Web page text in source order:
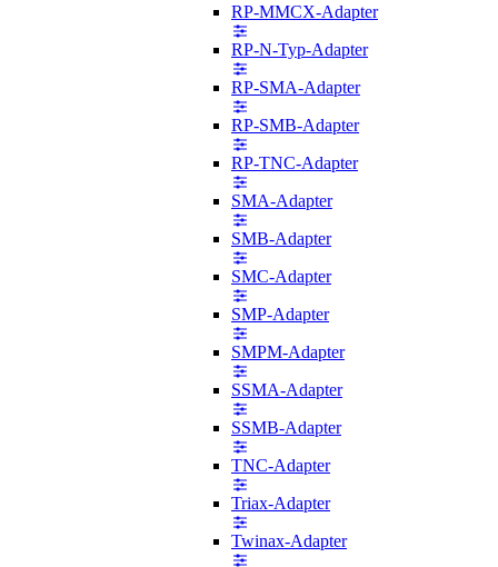
RP-MMCX-Adapter
RP-N-Typ-Adapter
RP-SMA-Adapter
RP-SMB-Adapter
RP-TNC-Adapter
SMA-Adapter
SMB-Adapter
SMC-Adapter
SMP-Adapter
SMPM-Adapter
SSMA-Adapter
SSMB-Adapter
TNC-Adapter
Triax-Adapter
Twinax-Adapter